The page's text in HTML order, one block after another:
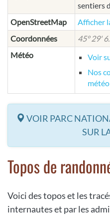
sentiers
OpenStreetMap
Afficher
Coordonnées
45° 29'
Météo
Voir
Nos
VOIR PARC
SUR
Topos de
Voici des topos et les
internautes et par les